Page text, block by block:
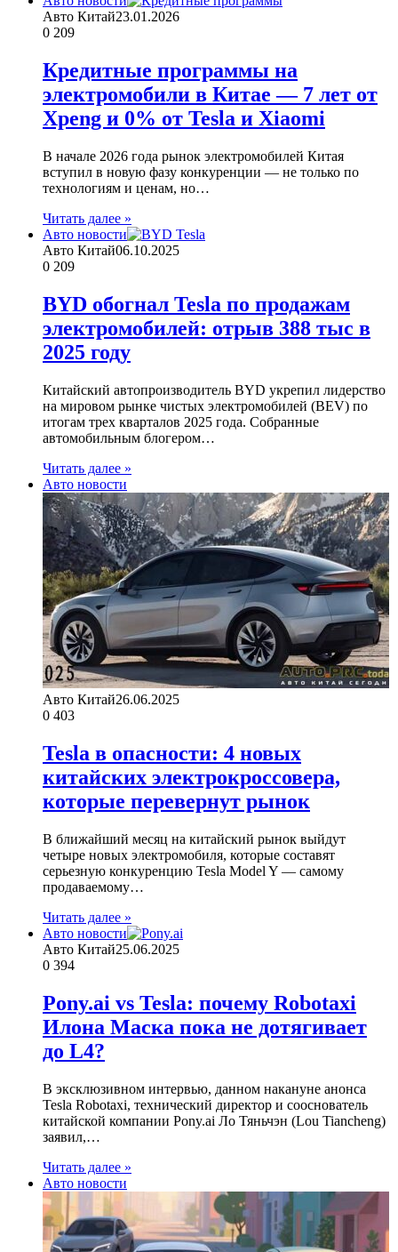
Авто Китай23.01.2026
0 209
Кредитные программы на
электромобили в Китае — 7 лет от
Xpeng и 0% от Tesla и Xiaomi
В начале 2026 года рынок электромобилей Китая
вступил в новую фазу конкуренции — не только по
технологиям и ценам, но…
Читать далее »
Авто новости
Авто Китай06.10.2025
0 209
BYD обогнал Tesla по продажам
электромобилей: отрыв 388 тыс в
2025 году
Китайский автопроизводитель BYD укрепил лидерство
на мировом рынке чистых электромобилей (BEV) по
итогам трех кварталов 2025 года. Собранные
автомобильным блогером…
Читать далее »
Авто новости
Авто Китай26.06.2025
0 403
Tesla в опасности: 4 новых
китайских электрокроссовера,
которые перевернут рынок
В ближайший месяц на китайский рынок выйдут
четыре новых электромобиля, которые составят
серьезную конкуренцию Tesla Model Y — самому
продаваемому…
Читать далее »
Авто новости
Авто Китай25.06.2025
0 394
Pony.ai vs Tesla: почему Robotaxi
Илона Маска пока не дотягивает
до L4?
В эксклюзивном интервью, данном накануне анонса
Tesla Robotaxi, технический директор и сооснователь
китайской компании Pony.ai Ло Тяньчэн (Lou Tiancheng)
заявил,…
Читать далее »
Авто новости